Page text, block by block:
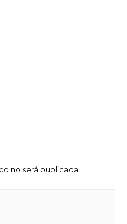
no será publicada.